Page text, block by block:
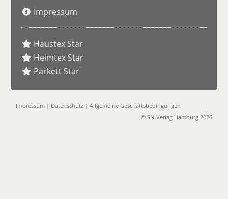
Impressum
Haustex Star
Heimtex Star
Parkett Star
Impressum | Datenschutz |Allgemeine Geschäftsbedingungen
© SN-Verlag Hamburg 2026